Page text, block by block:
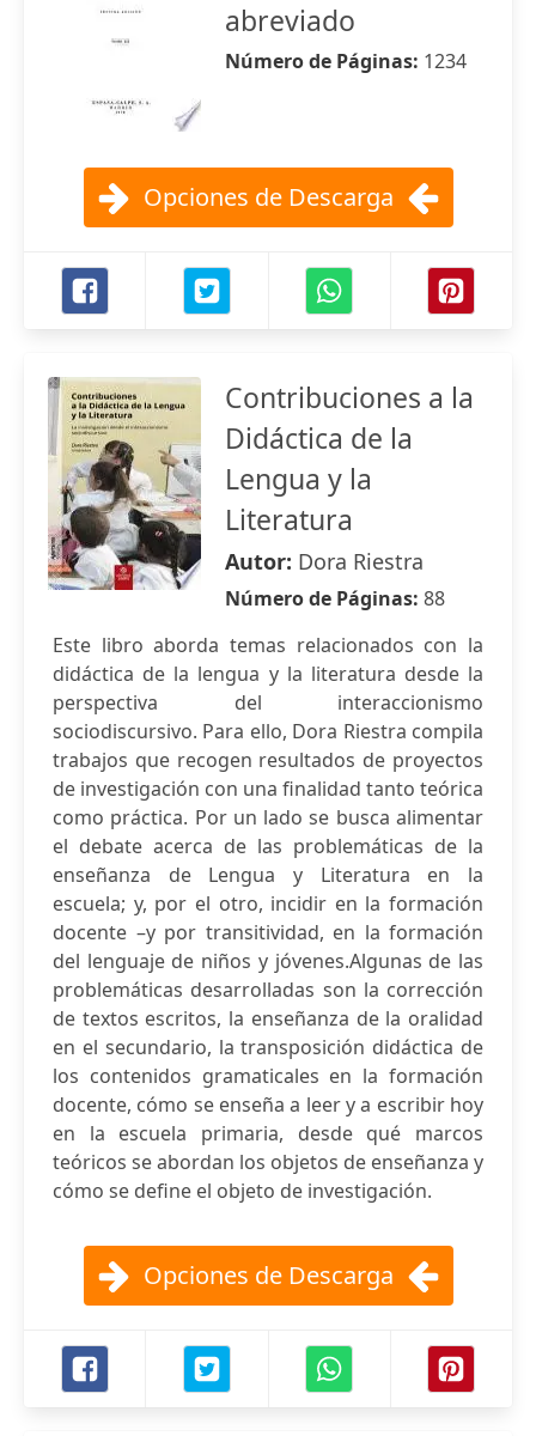
abreviado
Número de Páginas: 1234
Opciones de Descarga
Contribuciones a la
Didáctica de la
Lengua y la
Literatura
Autor: Dora Riestra
Número de Páginas: 88
Este libro aborda temas relacionados con la
didáctica de la lengua y la literatura desde la
perspectiva del interaccionismo
sociodiscursivo. Para ello, Dora Riestra compila
trabajos que recogen resultados de proyectos
de investigación con una finalidad tanto teórica
como práctica. Por un lado se busca alimentar
el debate acerca de las problemáticas de la
enseñanza de Lengua y Literatura en la
escuela; y, por el otro, incidir en la formación
docente –y por transitividad, en la formación
del lenguaje de niños y jóvenes.Algunas de las
problemáticas desarrolladas son la corrección
de textos escritos, la enseñanza de la oralidad
en el secundario, la transposición didáctica de
los contenidos gramaticales en la formación
docente, cómo se enseña a leer y a escribir hoy
en la escuela primaria, desde qué marcos
teóricos se abordan los objetos de enseñanza y
cómo se define el objeto de investigación.
Opciones de Descarga